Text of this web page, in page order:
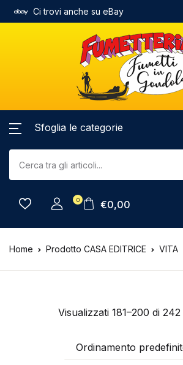
Ci trovi anche su eBay
Sfoglia le categorie
0 €0,00
Home Prodotto CASA EDITRICE VITA
Visualizzati 181–200 di
Ordinamento